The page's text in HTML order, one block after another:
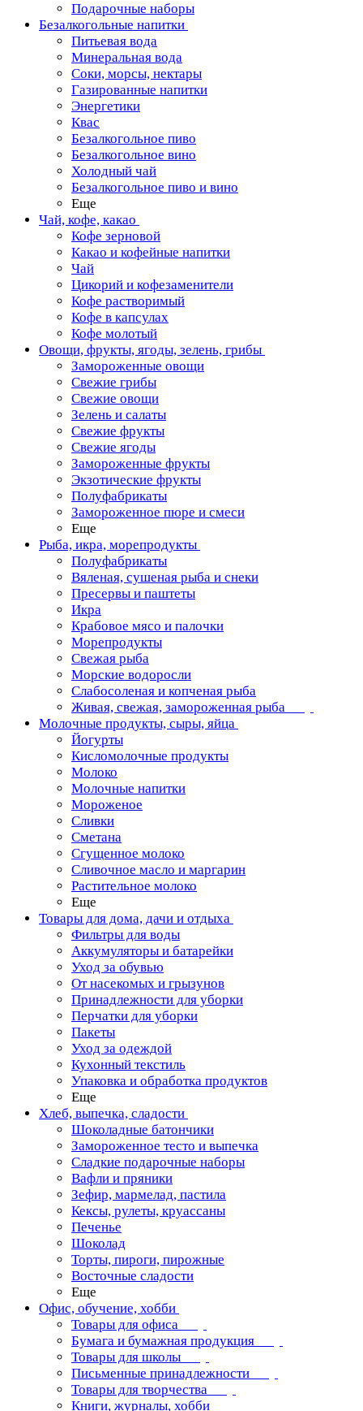
Подарочные наборы
Безалкогольные напитки
Питьевая вода
Минеральная вода
Соки, морсы, нектары
Газированные напитки
Энергетики
Квас
Безалкогольное пиво
Безалкогольное вино
Холодный чай
Безалкогольное пиво и вино
Еще
Чай, кофе, какао
Кофе зерновой
Какао и кофейные напитки
Чай
Цикорий и кофезаменители
Кофе растворимый
Кофе в капсулах
Кофе молотый
Овощи, фрукты, ягоды, зелень, грибы
Замороженные овощи
Свежие грибы
Свежие овощи
Зелень и салаты
Свежие фрукты
Свежие ягоды
Замороженные фрукты
Экзотические фрукты
Полуфабрикаты
Замороженное пюре и смеси
Еще
Рыба, икра, морепродукты
Полуфабрикаты
Вяленая, сушеная рыба и снеки
Пресервы и паштеты
Икра
Крабовое мясо и палочки
Морепродукты
Свежая рыба
Морские водоросли
Слабосоленая и копченая рыба
Живая, свежая, замороженная рыба
Молочные продукты, сыры, яйца
Йогурты
Кисломолочные продукты
Молоко
Молочные напитки
Мороженое
Сливки
Сметана
Сгущенное молоко
Сливочное масло и маргарин
Растительное молоко
Еще
Товары для дома, дачи и отдыха
Фильтры для воды
Аккумуляторы и батарейки
Уход за обувью
От насекомых и грызунов
Принадлежности для уборки
Перчатки для уборки
Пакеты
Уход за одеждой
Кухонный текстиль
Упаковка и обработка продуктов
Еще
Хлеб, выпечка, сладости
Шоколадные батончики
Замороженное тесто и выпечка
Сладкие подарочные наборы
Вафли и пряники
Зефир, мармелад, пастила
Кексы, рулеты, круассаны
Печенье
Шоколад
Торты, пироги, пирожные
Восточные сладости
Еще
Офис, обучение, хобби
Товары для офиса
Бумага и бумажная продукция
Товары для школы
Письменные принадлежности
Товары для творчества
Книги, журналы, хобби